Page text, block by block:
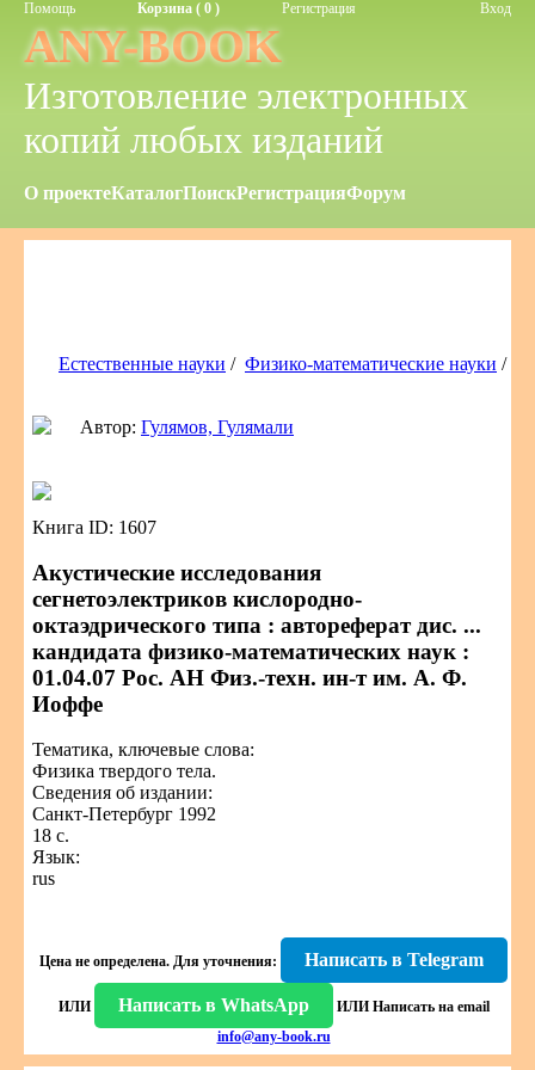
Помощь Корзина ( 0 ) Регистрация Вход
ANY-BOOK
Изготовление электронных
копий любых изданий
О проектеКаталогПоискРегистрацияФорум
Естественные науки / Физико-математические науки /
Автор: Гулямов, Гулямали
Книга ID: 1607
Акустические исследования
сегнетоэлектриков кислородно-
октаэдрического типа : автореферат дис. ...
кандидата физико-математических наук :
01.04.07 Рос. АН Физ.-техн. ин-т им. А. Ф.
Иоффе
Тематика, ключевые слова:
Физика твердого тела.
Сведения об издании:
Санкт-Петербург 1992
18 с.
Язык:
rus
Цена не определена. Для уточнения: Написать в Telegram
ИЛИ Написать в WhatsApp ИЛИ Написать на email
info@any-book.ru